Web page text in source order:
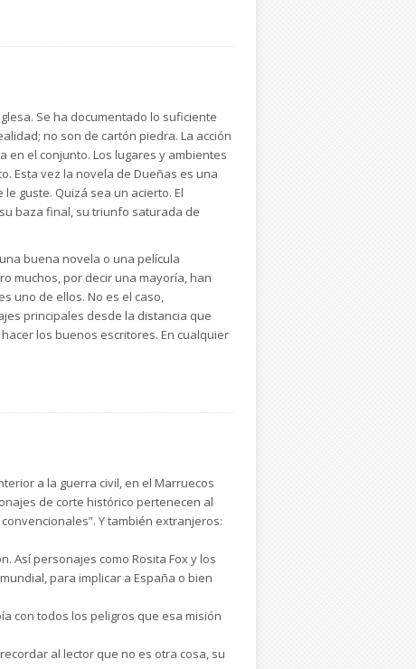
Se ha documentado lo suficiente
no son de cartón piedra. La acción
en el conjunto. Los lugares y ambientes
Esta vez la novela de Dueñas es una
guste. Quizá sea un acierto. El
baza final, su triunfo saturada de
buena novela o una película
muchos, por decir una mayoría, han
uno de ellos. No es el caso,
principales desde la distancia que
los buenos escritores. En cualquier
a la guerra civil, en el Marruecos
de corte histórico pertenecen al
Y también extranjeros:
Así personajes como Rosita Fox y los
para implicar a España o bien
con todos los peligros que esa misión
al lector que no es otra cosa, su